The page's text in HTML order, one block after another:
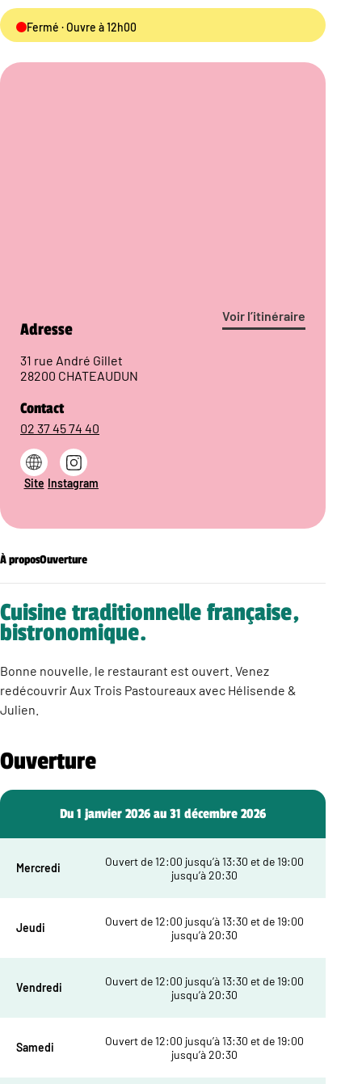
Fermé · Ouvre à 12h00
Voir l’itinéraire
Adresse
31 rue André Gillet
28200 CHATEAUDUN
Contact
02 37 45 74 40
Site Instagram
À proposOuverture
Cuisine traditionnelle française,
bistronomique.
Bonne nouvelle, le restaurant est ouvert. Venez
redécouvrir Aux Trois Pastoureaux avec Hélisende &
Julien.
Ouverture
Du 1 janvier 2026 au 31 décembre 2026
Mercredi
Ouvert de 12:00 jusqu’à 13:30 et de 19:00
jusqu’à 20:30
Jeudi
Ouvert de 12:00 jusqu’à 13:30 et de 19:00
jusqu’à 20:30
Vendredi
Ouvert de 12:00 jusqu’à 13:30 et de 19:00
jusqu’à 20:30
Samedi
Ouvert de 12:00 jusqu’à 13:30 et de 19:00
jusqu’à 20:30